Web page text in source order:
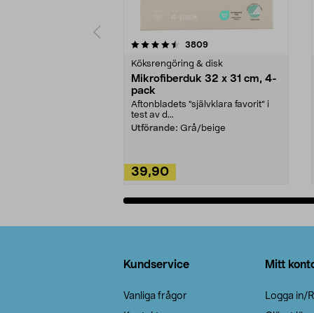
3809recensioner
Köksrengöring & disk
Mikrofiberduk 32 x 31 cm, 4-
pack
Aftonbladets "självklara favorit” i
test av d...
Utförande: Grå/beige
39,90
4.0av 5 stjärnor
Kundservice
Vanliga frågor
Mitt
Logga in/